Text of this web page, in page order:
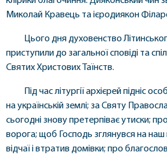
Миколай Кравець та ієродиякон
Цього дня духовенство
приступили до загальної сповіді та
Святих Христових Таїнств.
Під час літургії архієрей підніс
на українській землі; за Святу
сьогодні знову претерпіває утиски;
ворога; щоб Господь зглянувся на наш
відчаї і втратив домівки; про